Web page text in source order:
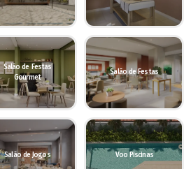
Salão de Festas
Gourmet
Salão de Festas
Salão de Jogos Voo Piscinas